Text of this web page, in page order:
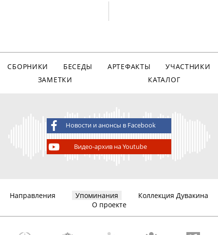
СБОРНИКИ БЕСЕДЫ АРТЕФАКТЫ
УЧАСТНИКИ
ЗАМЕТКИ
КАТАЛОГ
Новости и анонсы в Facebook
Видео-архив на Youtube
Направления Упоминания
Коллекция Дувакина
О проекте